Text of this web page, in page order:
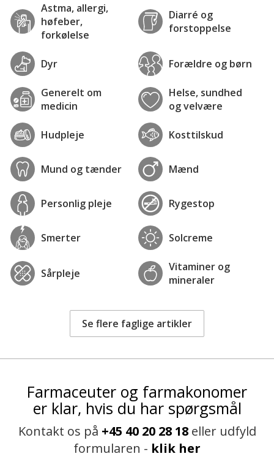
Astma, allergi,
høfeber,
forkølelse
Diarré og
forstoppelse
Dyr Forældre og børn
Generelt om
medicin
Helse, sundhed
og velvære
Hudpleje Kosttilskud
Mund og tænder Mænd
Personlig pleje Rygestop
Smerter Solcreme
Sårpleje
Vitaminer og
mineraler
Se flere faglige artikler
Farmaceuter og farmakonomer
er klar, hvis du har spørgsmål
Kontakt os på +45 40 20 28 18eller udfyld
formularen - klik her